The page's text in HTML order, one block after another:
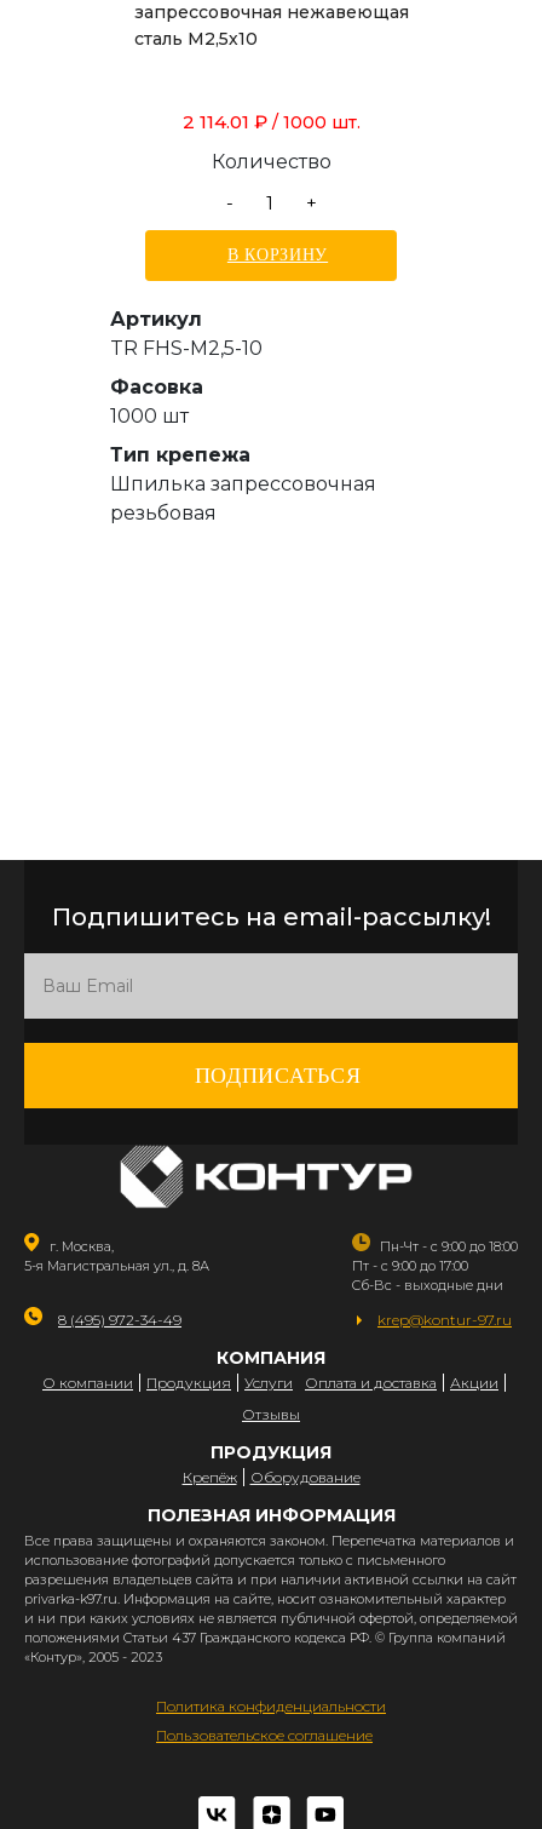
запрессовочная нежавеющая
сталь М2,5х10
2 114.01 ₽ / 1000 шт.
Количество
-
+
В КОРЗИНУ
Артикул
TR FHS-M2,5-10
Фасовка
1000 шт
Тип крепежа
Шпилька запрессовочная
резьбовая
Подпишитесь на email-рассылку!
ПОДПИСАТЬСЯ
г. Москва,
5-я Магистральная ул., д. 8А
Пн-Чт - с 9:00 до 18:00
Пт - с 9:00 до 17:00
Сб-Вс - выходные дни
8 (495) 972-34-49 krep@kontur-97.ru
КОМПАНИЯ
О компании Продукция Услуги Оплата и доставка
Акции
Отзывы
ПРОДУКЦИЯ
Крепёж Оборудование
ПОЛЕЗНАЯ ИНФОРМАЦИЯ
Все права защищены и охраняются законом. Перепечатка материалов и
использование фотографий допускается только с письменного
разрешения владельцев сайта и при наличии активной ссылки на сайт
privarka-k97.ru. Информация на сайте, носит ознакомительный характер
и ни при каких условиях не является публичной офертой, определяемой
положениями Статьи 437 Гражданского кодекса РФ. © Группа компаний
«Контур», 2005 - 2023
Политика конфиденциальности
Пользовательское соглашение